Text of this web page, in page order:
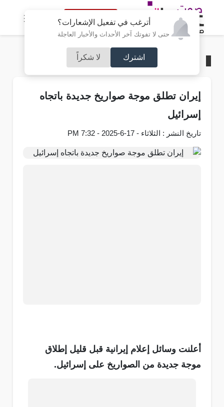
أترغب في تفعيل الإشعارات؟
حتى لا تفوتك آخر الأحداث والأخبار العاجلة
اشترك لا شكراً
النسخة الكاملة
عربي و دولي
إيران تطلق موجة صواريخ جديدة باتجاه
إسرائيل
تاريخ النشر : الثلاثاء - 17-6-2025 - 7:32 PM
أعلنت وسائل إعلام إيرانية قبل قليل إطلاق
موجة جديدة من الصواريخ على إسرائيل.